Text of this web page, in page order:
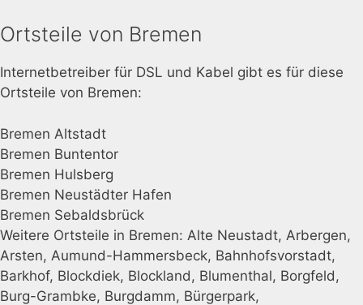
Ortsteile von Bremen
Internetbetreiber für DSL und Kabel gibt es für diese
Ortsteile von Bremen:
Bremen Altstadt
Bremen Buntentor
Bremen Hulsberg
Bremen Neustädter Hafen
Bremen Sebaldsbrück
Weitere Ortsteile in Bremen: Alte Neustadt, Arbergen,
Arsten, Aumund-Hammersbeck, Bahnhofsvorstadt,
Barkhof, Blockdiek, Blockland, Blumenthal, Borgfeld,
Burg-Grambke, Burgdamm, Bürgerpark,